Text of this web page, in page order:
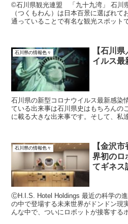
©石川県観光連盟 「九十九湾」 石川
（つくもわん）は日本百景に選ばれて
通っていることで有名な観光スポット
石川県の情報色々
【石川
イルス最
石川県の新型コロナウイルス最新感染
ている出来事は石川県史はもちろんの
に載る大きな出来事です。そして、私
石川県の情報色々
【金沢
界初のロ
てギネス
ⒸH.I.S. Hotel Holdings 最近の科学の
の中で登場する未来世界がドンドン現
んな中で、ついにロボットが接客する